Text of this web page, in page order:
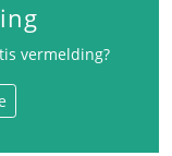
vermelding?